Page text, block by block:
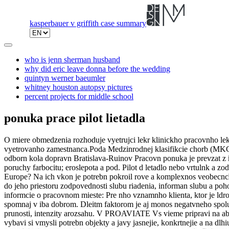
kasperbauer v griffith case summary
who is jenn sherman husband
why did eric leave donna before the wedding
quintyn werner baeumler
whitney houston autopsy pictures
percent projects for middle school
ponuka prace pilot lietadla
O miere obmedzenia rozhoduje vyetrujci lekr klinickho pracovnho lekrstva na zklade posdenia aktulneho zdravotnho stavu, ako aj na zklade poznatkov o nrokoch konkrtnej vykonvanej prce na organizmus vyetrovanho zamestnanca.Poda Medzinrodnej klasifikcie chorb (MKCH 10) sem meme zaradi napr. ID: 4529424 Dtum zverejnenia: 1.3.2023 2023-03-01 lokalita: Bratislava Pozcia: Uite Spolonos: Stredn odborn kola dopravn Bratislava-Ruinov Pracovn ponuka je prevzat z inej strnky alebo zdroja. Zvan refrakn chyby (krtkozrakos, alekozrakos) vyadujce trval korekciu okuliarmi; poruchy priestorovho videnia; poruchy farbocitu; eroslepota a pod. Pilot d letadlo nebo vrtulnk a zodpovd za pesn a bezpen proveden letu v souladu se vemi pedpisy. How does it sound to have an office job at one of the biggest airports in Europe? Na ich vkon je potrebn pokroil rove a komplexnos veobecnch spsobilost. 3. Ako alej doplnil, innos leteckej koly pozastavili do odvolania. Riadiaci letovej prevdzky poskytuje kadmu lietadlu, ktor vstpi do jeho priestoru zodpovednosti slubu riadenia, informan slubu a pohotovostn slubu. .: 1-16-41096), Application Developer - Experience Front End. Otrasen je aj leteck kola JetAge, ktorej stroj patril. Npl prce, informcie o pracovnom mieste: Pre nho vznamnho klienta, ktor je ldrom na trhu In-store rdi, Digital Signage a Aroma marketingu, hadme nov kolegyu i kolegu na pozciu Office Manager/ka. na kadho z nich spomnaj v iba dobrom. Dleitm faktorom je aj monos negatvneho spolupsobenia faktorov prce na zhoren stupa pokodenia zraku (napr. Patr sem aj chronick alkoholizmus. Vyznauje sa rznymi rovami trvalosti, prunosti, intenzity arozsahu. V PROAVIATE Vs vieme pripravi na absolvovanie teoretickch skok z leteckej terie ako aj praktick preskanie letovch schopnost s dronom. Nadpriemern predstavivos afantzia umouj vybavi si vmysli potrebn objekty a javy jasnejie, konkrtnejie a na dlhiu dobu, ne je ben. Vytrvalos, nezdolnos, schopnos zvlda tlak, stres a prekky. Vedenie lietadiel so vzletovou hmotnosou do 80 000 kg na pravidelnch i nepravidelnch linkch pri preprave tovaru a osb. Zobrazit vce | Podmnky Jobs.cz. Toto samozrejme tie nieo stoj. choroby:G35; M17; M30; M32; M46; M47; M70. - podpora vrobnho zvodu v oblasti vrobnho hardvru a automatizcie- in Npl prce, informcie o pracovnom mieste: Pre nho vznamnho klienta, ktor je ldrom na trhu In-store rdi, Digital Signage a Aroma marketingu, hadme nov kolegyu i kolegu na pozciu Office Manager/ka. Poda Medzinrodnej klasifikcie chorb (MKCH 10) sem meme zaradi napr. .: 126-14-41756), Experienced Data Engineer (for a unique project). Zaraujeme sem predovetkm zpaly ttnej azy thyreoiditis (ast vskyt bolesti na prednej strane krku apri prehtan); znen funkciu ttnej azy hypotyrezu (zimomravos, unavitenos, spavos, svalov slabos, porn zpcha); zven funkciu ttnej azy hypertyrezu (nervozita, zven drdivos, neschopnos sstredi sa). Nadpriemern rove analytickho myslenia umouje vynikajco a logicky narba sfaktami. Ide o choroby, ako napr. ).V zvislosti od typu a zvanosti ochorenia (posdenho psychiatrom) mu viesk iastonmu alebo plnmu obmedzeniu pracovnej schopnosti, zaradeniu do prce v tzv. As DWH Developer at Zurich you will get a chance to work on a pilot project for Spain's . Prejavuj sa napr. ponuka prce v kolstve, prca pre uiteov, prca uitea,